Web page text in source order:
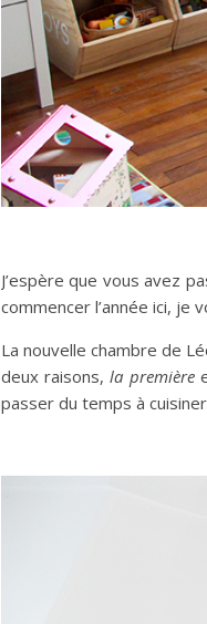
J’espère que vous avez
commencer l’année ici, je
La nouvelle chambre de
deux raisons, la première
passer du temps à